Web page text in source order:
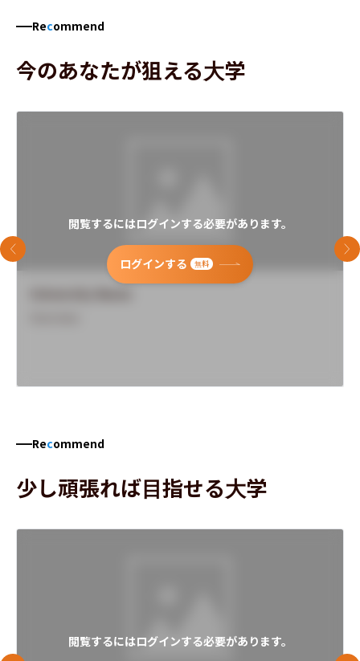
Recommend
今のあなたが狙える大学
閲覧するにはログインする必要があります。
ログインする 無料
前のスライド 次
Recommend
少し頑張れば目指せる大学
閲覧するにはログインする必要があります。